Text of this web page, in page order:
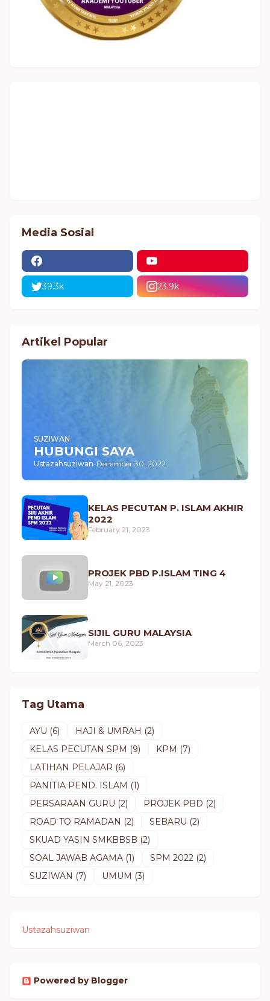
Media Sosial
39.3k 23.9k
Artikel Popular
SUZIWAN
HUBUNGI SAYA
Ustazahsuziwan-December 30, 2022
KELAS PECUTAN P. ISLAM AKHIR
2022
February 21, 2023
PROJEK PBD P.ISLAM TING 4
May 21, 2023
SIJIL GURU MALAYSIA
March 06, 2023
Tag Utama
AYU (6) HAJI & UMRAH (2)
KELAS PECUTAN SPM (9) KPM (7)
LATIHAN PELAJAR (6)
PANITIA PEND. ISLAM (1)
PERSARAAN GURU (2) PROJEK PBD (2)
ROAD TO RAMADAN (2) SEBARU (2)
SKUAD YASIN SMKBBSB (2)
SOAL JAWAB AGAMA (1) SPM 2022 (2)
SUZIWAN (7) UMUM (3)
Ustazahsuziwan
Powered by Blogger